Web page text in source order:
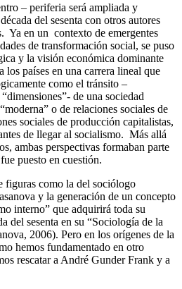
– periferia será ampliada y
del sesenta con otros autores
Ya en un contexto de emergentes
de transformación social, se puso
y la visión económica dominante
los países en una carrera lineal que
como el tránsito –
de una sociedad
o de relaciones sociales de
sociales de producción capitalistas,
de llegar al socialismo. Más allá
ambas perspectivas formaban parte
puesto en cuestión.
figuras como la del sociólogo
y la generación de un concepto
interno” que adquirirá toda su
del sesenta en su “Sociología de la
2006). Pero en los orígenes de la
hemos fundamentado en otro
rescatar a André Gunder Frank y a